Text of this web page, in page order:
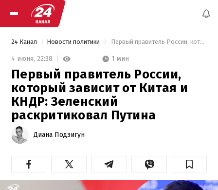
24 Канал Новости политики Первый правитель России, который зависит от Китая и КНДР: Зеленский раскритиковал Путина
4 июня, 22:38 1 мин
Первый правитель России,
который зависит от Китая и
КНДР: Зеленский
раскритиковал Путина
Диана Подзигун